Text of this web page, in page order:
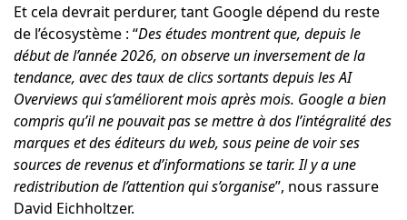
Et cela devrait perdurer, tant Google dépend du reste
de l’écosystème : “Des études montrent que, depuis le
début de l’année 2026, on observe un inversement de la
tendance, avec des taux de clics sortants depuis les AI
Overviews qui s’améliorent mois après mois. Google a bien
compris qu’il ne pouvait pas se mettre à dos l’intégralité des
marques et des éditeurs du web, sous peine de voir ses
sources de revenus et d’informations se tarir. Il y a une
redistribution de l’attention qui s’organise”, nous rassure
David Eichholtzer.